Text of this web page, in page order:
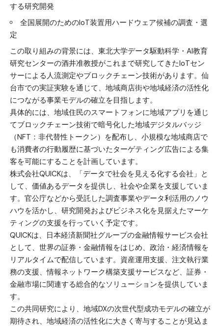
する研究開発​
全国展開のためのIoT装置用ハードウェア候補の調査・選
定​
この取り組みの背景には、東北大学データ駆動科学・AI教育
研究センターの酒井准教授がこれまで研究してきたIoTセン
サーによる人流測定やブロックチェーン技術があります。​仙
台市での実証実験を通じて、地域商店街や地域経済の活性化
につながる事業モデルの確立を目指します。
具体的には、地域住民のスマートフォンに地域アプリを通じ
てブロックチェーン技術で暗号化した地域デジタルバッジ
（NFT：非代替性トークン）を配布し、小規模な地域商店で
も消費者の行動履歴に基づいたターゲティング広告による集
客を可能にすることを計画しています。
株式会社QUICKは、「データで社会を見える化する会社」と
して、価値あるデータを提供し、社会や企業を支援していま
す。​官公庁などから受託した調査事業やデータ利活用のノウ
ハウを活かし、研究開発およびビジネス化を見据えたマーケ
ティングの支援を行っていく予定です。
QUICKは、日本経済新聞社グループの金融情報サービス会社
として、世界の証券・金融情報をはじめ、政治・経済情報を
リアルタイムで配信しています。​資産運用支援、注文執行業
務の支援、情報ネットワーク構築支援サービスなど、証券・
金融市場に関連する総合的なソリューションを提供していま
す。
この共同研究により、地域DXの次世代型成功モデルの確立が
期待され、地域経済の活性化に大きく寄与することが見込ま